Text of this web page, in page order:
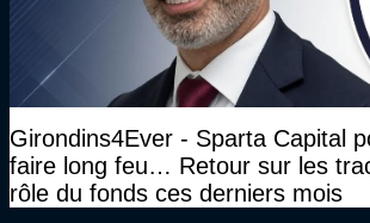
Girondins4Ever - Sparta Capital
faire long feu… Retour sur les
rôle du fonds ces derniers mois